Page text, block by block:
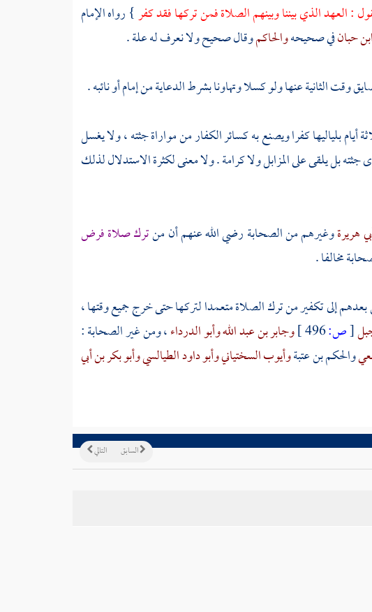
العهد الذي بيننا وبينهم الصلاة فمن تركها فقد كفر} رواه الإمام
حبانفي صحيحهوالحاكموقال صحيح ولا نعرف له علة .
وقت الثانية عنها ولو كسلا وتهاونا بشرط الدعاية من إمام أو نائبه .
أيام بلياليها كفرا ويصنع به كسائر الكفار من مواراة جثته ، ولا يغسل
جثته بل يلقى على المزابل ولا كرامة . ولا معنى لكثرة الاستدلال لذلك
هريرةوغيرهم من الصحابة رضي الله عنهم أن منترك صلاة فرض
مخالفا .
إلى تكفير من ترك الصلاة متعمدا لتركها حتى خرج جميع وقتها ،
[ص:496 ] وجابر بن عبد اللهوأبو الدرداء، ومن غير الصحابة :
والحكم بن عتبةوأيوب السختيانيوأبو داود الطيالسيوأبو بكر بن أبي
التالي السابق